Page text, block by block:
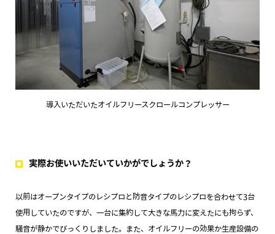
導入いただいたオイルフリースクロールコンプレッサー
実際お使いいただいていかがでしょうか？
以前はオープンタイプのレシプロと防音タイプのレシプロを合わせて3台
使用していたのですが、一台に集約して大きな馬力に変えたにも拘らず、
騒音が静かでびっくりしました。また、オイルフリーの効果か生産設備の